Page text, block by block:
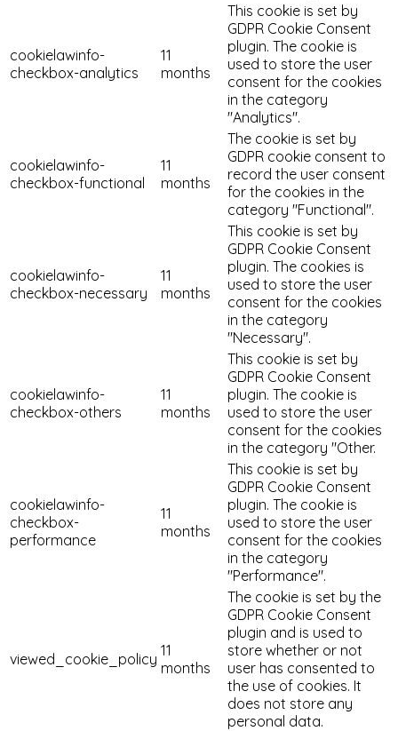
cookielawinfo-
checkbox-analytics
11
months
This cookie is set by
GDPR Cookie Consent
plugin. The cookie is
used to store the user
consent for the cookies
in the category
"Analytics".
cookielawinfo-
checkbox-functional
11
months
The cookie is set by
GDPR cookie consent to
record the user consent
for the cookies in the
category "Functional".
cookielawinfo-
checkbox-necessary
11
months
This cookie is set by
GDPR Cookie Consent
plugin. The cookies is
used to store the user
consent for the cookies
in the category
"Necessary".
cookielawinfo-
checkbox-others
11
months
This cookie is set by
GDPR Cookie Consent
plugin. The cookie is
used to store the user
consent for the cookies
in the category "Other.
cookielawinfo-
checkbox-
performance
11
months
This cookie is set by
GDPR Cookie Consent
plugin. The cookie is
used to store the user
consent for the cookies
in the category
"Performance".
viewed_cookie_policy 11
months
The cookie is set by the
GDPR Cookie Consent
plugin and is used to
store whether or not
user has consented to
the use of cookies. It
does not store any
personal data.